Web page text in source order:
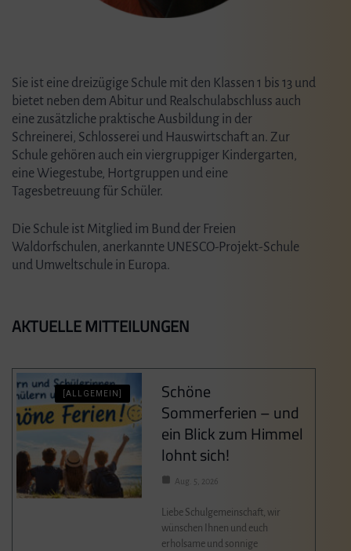
Sie ist eine dreizügige Schule mit den Klassen 1 bis 13 und
bietet neben dem Abitur und Realschulabschluss auch
eine zusätzliche praktische Ausbildung in der
Schreinerei, Schlosserei und Hauswirtschaft an. Zur
Schule gehören auch ein viergruppiger Kindergarten,
eine Wiegestube, Hortgruppen und eine
Tagesbetreuung für Schüler.
Die Schule ist Mitglied im Bund der Freien
Waldorfschulen, anerkannte UNESCO-Projekt-Schule
und Umweltschule in Europa.
AKTUELLE MITTEILUNGEN
[ALLGEMEIN] Schöne
Sommerferien – und
ein Blick zum Himmel
lohnt sich!
Aug. 5, 2026
Liebe Schulgemeinschaft, wir
wünschen Ihnen und euch
erholsame und sonnige